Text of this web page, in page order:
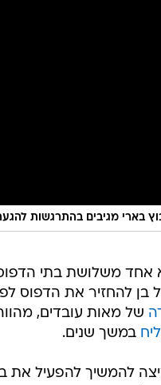
בארי מגיבים בהתרגשות
אחד משלושת בתי הדפוס
בן להחזיר את הדפוס
של מאות עובדים,
במשך שנים.
להמשיך להפעיל את